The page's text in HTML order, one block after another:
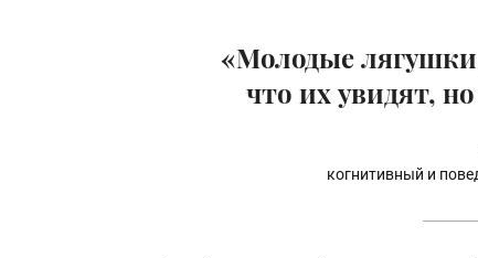
«Молодые
что их увидят,
когнитивный и